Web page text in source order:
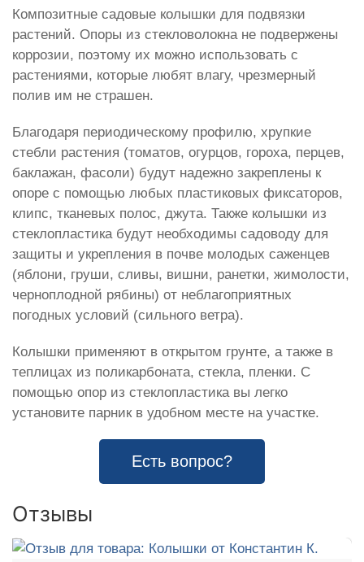
Композитные садовые колышки для подвязки
растений. Опоры из стекловолокна не подвержены
коррозии, поэтому их можно использовать с
растениями, которые любят влагу, чрезмерный
полив им не страшен.
Благодаря периодическому профилю, хрупкие
стебли растения (томатов, огурцов, гороха, перцев,
баклажан, фасоли) будут надежно закреплены к
опоре с помощью любых пластиковых фиксаторов,
клипс, тканевых полос, джута. Также колышки из
стеклопластика будут необходимы садоводу для
защиты и укрепления в почве молодых саженцев
(яблони, груши, сливы, вишни, ранетки, жимолости,
черноплодной рябины) от неблагоприятных
погодных условий (сильного ветра).
Колышки применяют в открытом грунте, а также в
теплицах из поликарбоната, стекла, пленки. С
помощью опор из стеклопластика вы легко
установите парник в удобном месте на участке.
Есть вопрос?
Отзывы